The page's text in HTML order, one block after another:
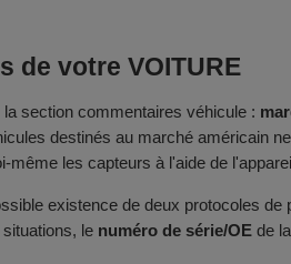
de votre VOITURE
section commentaires véhicule :
destinés au marché américain
les capteurs à l'aide de
existence de deux protocoles
le numéro de série/OE de